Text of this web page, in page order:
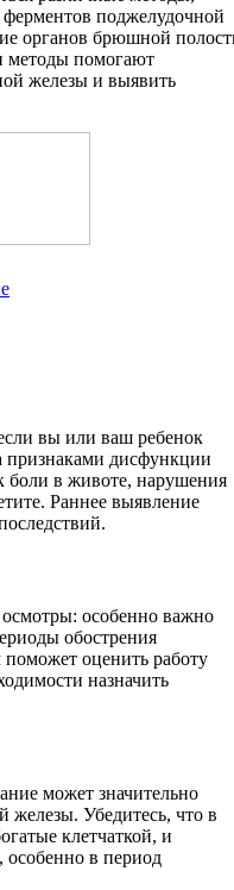
поджелудочной
органов брюшной
методы помогают
железы и выявить
вы или ваш ребенок
признаками дисфункции
боли в животе, нарушения
Раннее выявление
особенно важно
обострения
поможет оценить работу
назначить
может значительно
железы. Убедитесь, что в
клетчаткой, и
в период